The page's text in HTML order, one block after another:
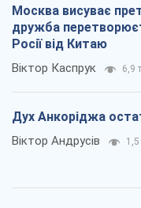
Москва висуває
дружба
Росії від Китаю
Віктор Каспрук 6,9
Дух Анкоріджа
Віктор Андрусів 1,5